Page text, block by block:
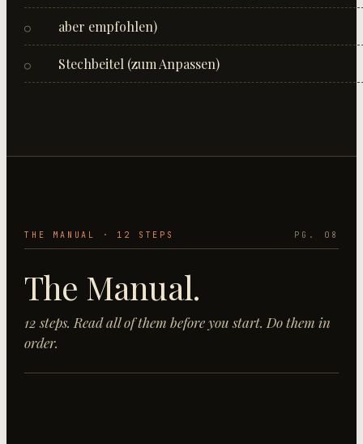
○ aber empfohlen)
○ Stechbeitel (zum Anpassen)
THE MANUAL · 12 STEP S PG. 08
The Manual.
12steps. Read all of them before you start. Do them in
order.